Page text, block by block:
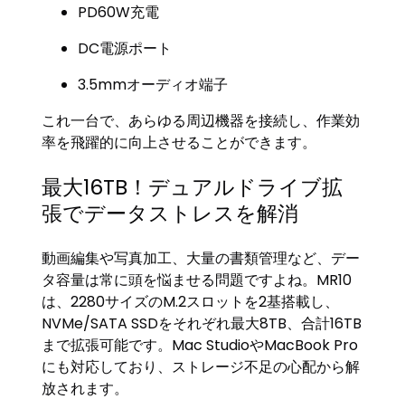
PD60W充電
DC電源ポート
3.5mmオーディオ端子
これ一台で、あらゆる周辺機器を接続し、作業効
率を飛躍的に向上させることができます。
最大16TB！デュアルドライブ拡
張でデータストレスを解消
動画編集や写真加工、大量の書類管理など、デー
タ容量は常に頭を悩ませる問題ですよね。MR10
は、2280サイズのM.2スロットを2基搭載し、
NVMe/SATA SSDをそれぞれ最大8TB、合計16TB
まで拡張可能です。Mac StudioやMacBook Pro
にも対応しており、ストレージ不足の心配から解
放されます。